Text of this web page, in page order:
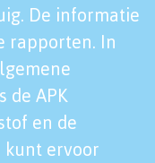
De informatie
rapporten. In
de APK
en de
kunt ervoor